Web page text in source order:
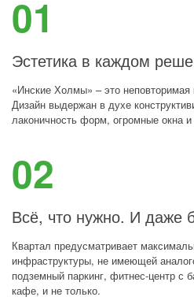
Эстетика в каждом
«Инские Холмы» – это неповторимая
Дизайн выдержан в духе
лаконичность форм, огромные окна
Всё, что нужно. И даже
Квартал предусматривает
инфраструктуры, не имеющей
подземный паркинг, фитнес-центр с
кафе, и не только.